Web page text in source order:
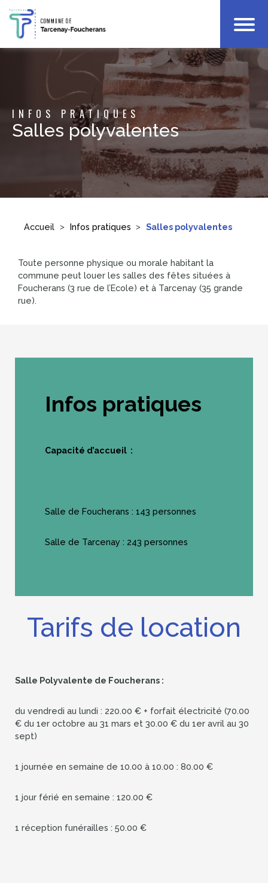
Votre Mairie
Infos Pratiques
Enfance
Culture & Loisirs
INFOS PRATIQUES
Salles polyvalentes
Accueil Infos pratiques Salles polyvalentes
Toute personne physique ou morale habitant la
commune peut louer les salles des fêtes situées à
Foucherans (3 rue de l’Ecole) et à Tarcenay (35 grande
rue).
Infos pratiques
Capacité d’accueil :
Salle de Foucherans : 143 personnes
Salle de Tarcenay : 243 personnes
Tarifs de location
Salle Polyvalente de Foucherans :
du vendredi au lundi : 220.00 € + forfait électricité (70.00
€ du 1er octobre au 31 mars et 30.00 € du 1er avril au 30
sept)
1 journée en semaine de 10.00 à 10.00 : 80.00 €
1 jour férié en semaine : 120.00 €
1 réception funérailles : 50.00 €